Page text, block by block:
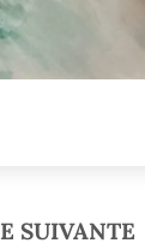
SUIVANTE